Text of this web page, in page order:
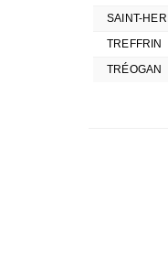
SAINT-
TREFFRIN
TRÉOGAN